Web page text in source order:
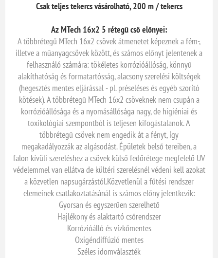
Csak teljes tekercs vásárolható, 200 m / tekercs
Az MTech 16x2 5 rétegű cső előnyei:
A többrétegű MTech 16x2 csövek átmenetet képeznek a fém-,
illetve a műanyagcsövek között, és számos előnyt jelentenek a
felhasználó számára: tökéletes korrózióállóság, könnyű
alakíthatóság és formatartósság, alacsony szerelési költségek
(hegesztés mentes eljárással - pl. préseléses és egyéb szorító
kötések). A többrétegű MTech 16x2 csöveknek nem csupán a
korrózióállósága és a nyomásállósága nagy, de higiéniai és
toxikológiai szempontból is teljesen kifogástalanok. A
többrétegű csövek nem engedik át a fényt, így
megakadályozzák az algásodást. Épületek belső tereiben, a
falon kívüli szereléshez a csövek külső fedőrétege megfelelő UV
védelemmel van ellátva de kültéri szerelésnél védeni kell azokat
a közvetlen napsugárzástól.Közvetlenül a fűtési rendszer
elemeinek csatlakoztatásánál is számos előny jelentkezik:
Gyorsan és egyszerűen szerelhető
Hajlékony és alaktartó csőrendszer
Korrózióálló és vízkőmentes
Oxigéndiffúzió mentes
Széles idomválaszték